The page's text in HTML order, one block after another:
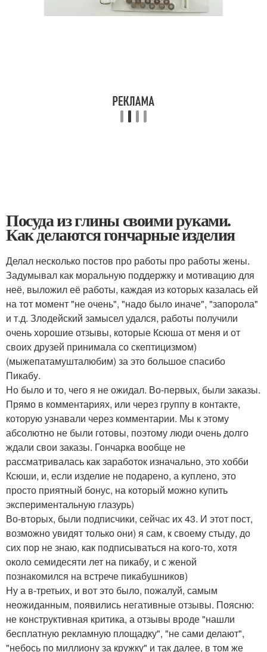
Посуда из глины своими руками.
Как делаются гончарные изделия
Делал несколько постов про работы про работы жены.
Задумывал как моральную поддержку и мотивацию для
неё, выложил её работы, каждая из которых казалась ей
на тот момент "не очень", "надо было иначе", "запорола"
и т.д. Злодейский замысел удался, работы получили
очень хорошие отзывы, которые Ксюша от меня и от
своих друзей принимала со скептицизмом)
(мыжепатамушталюбим) за это большое спасибо
Пикабу.
Но было и то, чего я не ожидал. Во-первых, были заказы.
Прямо в комментариях, или через группу в контакте,
которую узнавали через комментарии. Мы к этому
абсолютно не были готовы, поэтому люди очень долго
ждали свои заказы. Гончарка вообще не
рассматривалась как заработок изначально, это хобби
Ксюши, и, если изделие не подарено, а куплено, это
просто приятный бонус, на который можно купить
экспериментальную глазурь)
Во-вторых, были подписчики, сейчас их 43. И этот пост,
возможно увидят только они) я сам, к своему стыду, до
сих пор не знаю, как подписываться на кого-то, хотя
около семидесяти лет на пикабу, и с женой
познакомился на встрече пикабушников)
Ну а в-третьих, и вот это было, пожалуй, самым
неожиданным, появились негативные отзывы. Поясню:
не конструктивная критика, а отзывы вроде "нашли
бесплатную рекламную площадку", "не сами делают",
"небось по миллиону за кружку" и так далее, в том же